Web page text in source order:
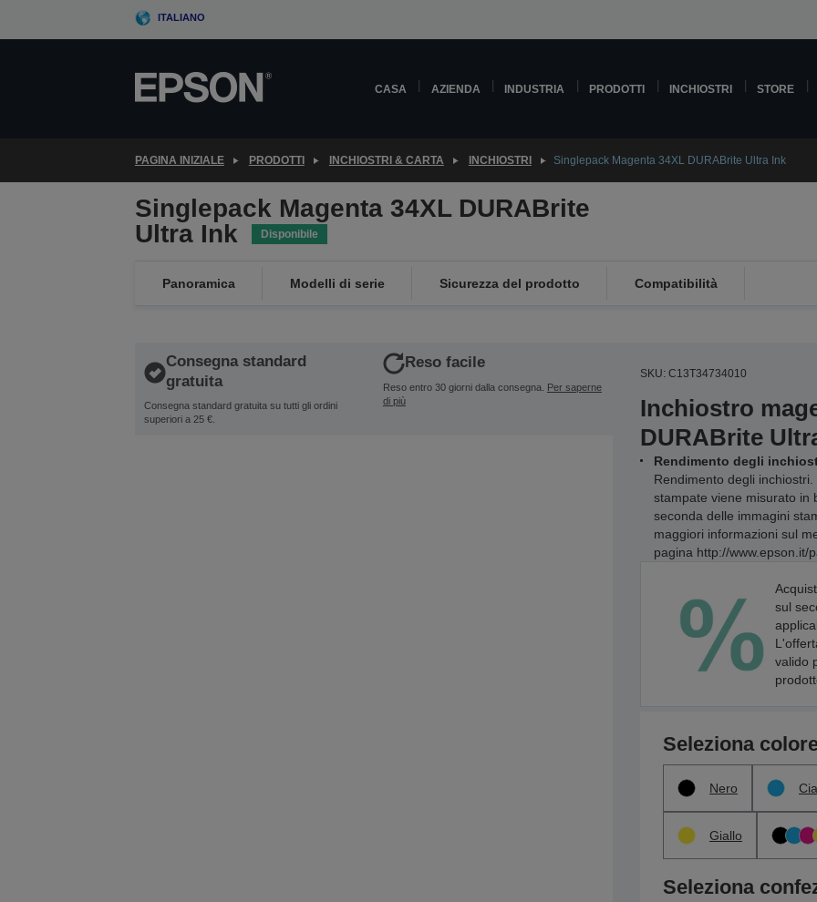
ITALIANO
CASA AZIENDA INDUSTRIA PRODOTTI INCHIOSTRI STORE
PAGINA INIZIALE PRODOTTI INCHIOSTRI & CARTA INCHIOSTRI Singlepack Magenta 34XL DURABrite Ultra Ink
Singlepack Magenta 34XL DURABrite
Ultra Ink
Disponibile
Panoramica Modelli di serie Sicurezza del prodotto Compatibilità
Consegna standard
gratuita
Consegna standard gratuita su tutti gli ordini
superiori a 25 €.
Reso facile
Reso entro 30 giorni dalla consegna. Per saperne
di più
SKU: C13T34734010
Inchiostro
DURABrite
Rendimento degli
Rendimento degli
stampate viene misurato in
seconda delle immagini
maggiori informazioni sul
pagina http://www.epson.it/
sul
valido
Seleziona
Nero
Giallo
Seleziona